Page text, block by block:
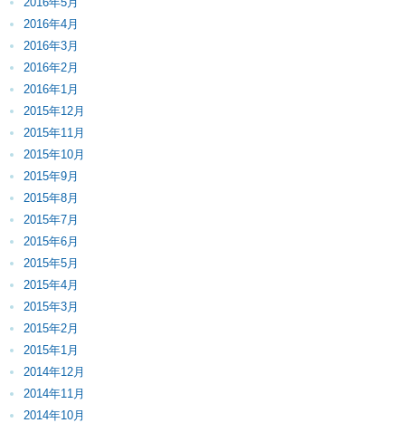
2016年4月
2016年3月
2016年2月
2016年1月
2015年12月
2015年11月
2015年10月
2015年9月
2015年8月
2015年7月
2015年6月
2015年5月
2015年4月
2015年3月
2015年2月
2015年1月
2014年12月
2014年11月
2014年10月